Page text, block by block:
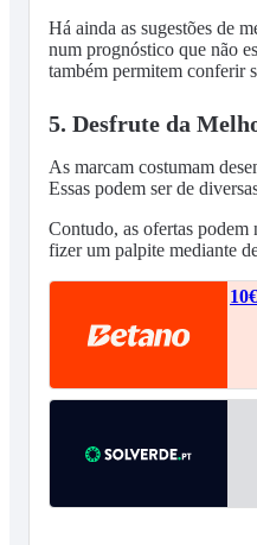
Há ainda as sugestões de
num prognóstico que não
também permitem conferir
5. Desfrute da
As marcam costumam
Essas podem ser de
Contudo, as ofertas
fizer um palpite mediante